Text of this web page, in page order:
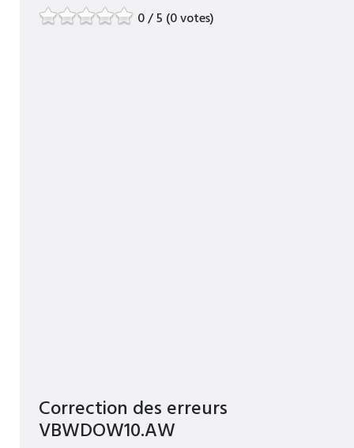
0 / 5 (0 votes)
Correction des erreurs
VBWDOW10.AW